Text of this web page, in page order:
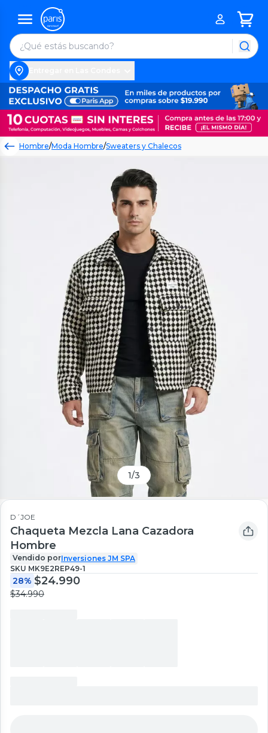
Hombre/Moda Hombre/Sweaters y Chalecos
1/3
D´JOE
Chaqueta Mezcla Lana Cazadora
Hombre
Vendido porInversiones JM SPA
SKU MK9E2REP49-1
28% $24.990
$34.990